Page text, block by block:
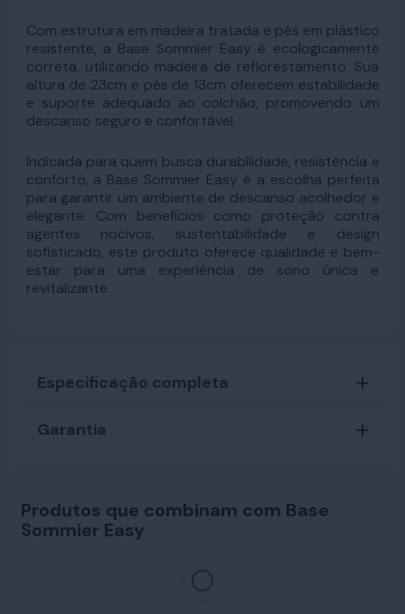
Com estrutura em madeira tratada e pés em plástico
resistente, a Base Sommier Easy é ecologicamente
correta, utilizando madeira de reflorestamento. Sua
altura de 23cm e pés de 13cm oferecem estabilidade
e suporte adequado ao colchão, promovendo um
descanso seguro e confortável.
Indicada para quem busca durabilidade, resistência e
conforto, a Base Sommier Easy é a escolha perfeita
para garantir um ambiente de descanso acolhedor e
elegante. Com benefícios como proteção contra
agentes nocivos, sustentabilidade e design
sofisticado, este produto oferece qualidade e bem-
estar para uma experiência de sono única e
revitalizante.
Especificação completa
Garantia
Produtos que combinam com Base
Sommier Easy